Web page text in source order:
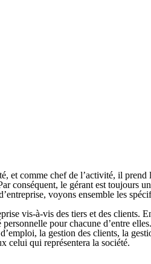
et comme chef de l’activité, il
conséquent, le gérant est toujours
voyons ensemble les
vis-à-vis des tiers et des clients.
pour chacune d’entre
la gestion des clients, la
celui qui représentera la société.